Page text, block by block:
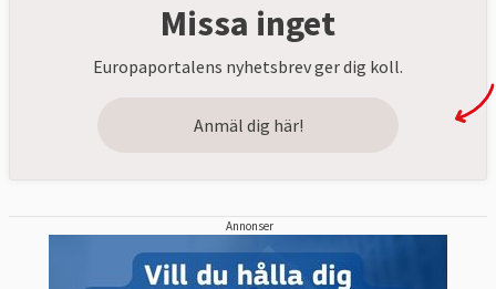
Missa inget
Europaportalens nyhetsbrev ger dig koll.
Anmäl dig här!
Annonser